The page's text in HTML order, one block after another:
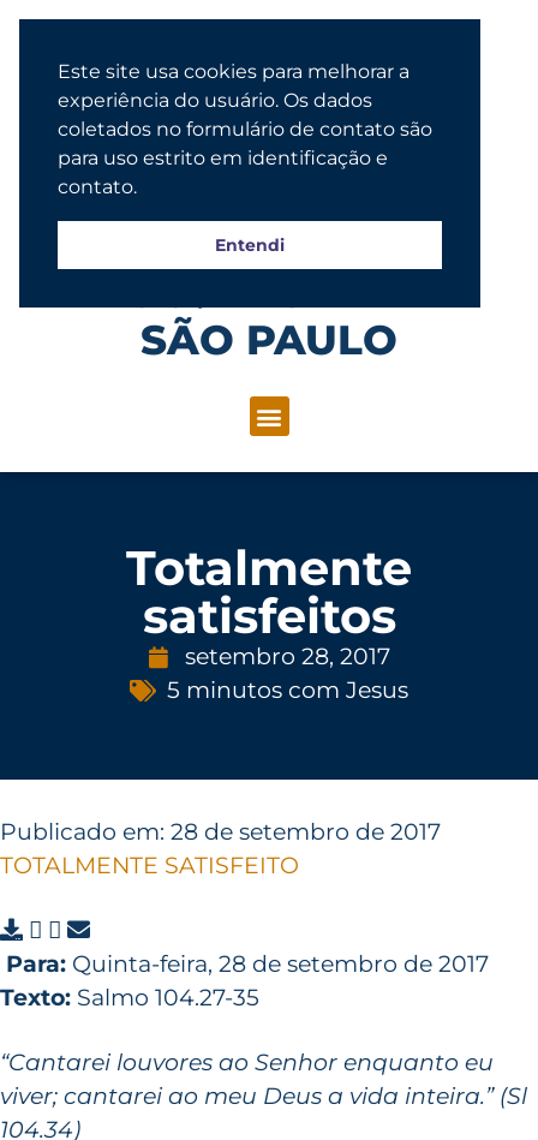
SÃO PAULO
Totalmente
satisfeitos
setembro 28, 2017
5 minutos com Jesus
Publicado em: 28 de setembro de 2017
TOTALMENTE SATISFEITO
Para: Quinta-feira, 28 de setembro de 2017
Texto: Salmo 104.27-35
“Cantarei louvores ao Senhor enquanto eu
viver; cantarei ao meu Deus a vida inteira.” (Sl
104.34)
Este site usa cookies para melhorar a
experiência do usuário. Os dados
coletados no formulário de contato são
para uso estrito em identificação e
contato.
Entendi